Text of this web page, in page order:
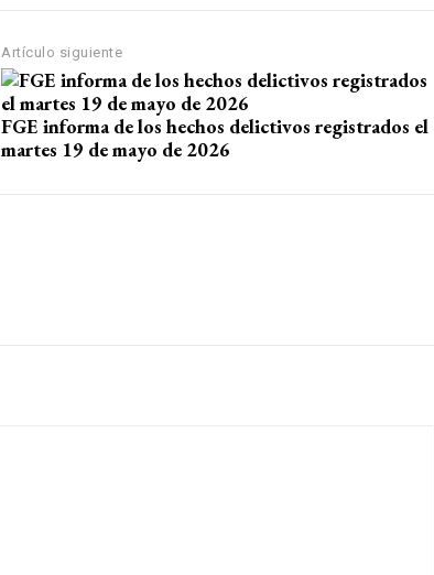
Artículo siguiente
FGE informa de los hechos delictivos registrados el
martes 19 de mayo de 2026